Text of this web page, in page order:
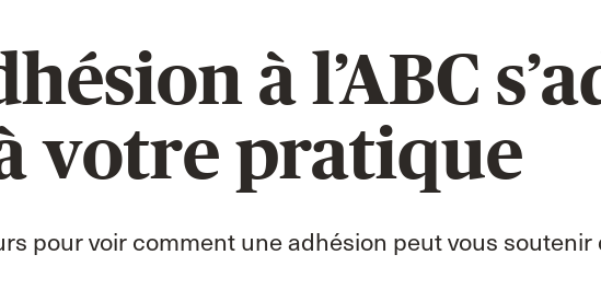
à l’ABC
votre pratique
pour voir comment une adhésion peut vous soutenir